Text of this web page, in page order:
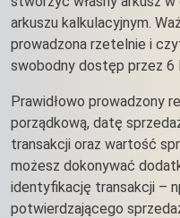
arkuszu kalkulacyjnym.
prowadzona rzetelnie i
swobodny dostęp przez 6
Prawidłowo prowadzony
porządkową, datę
transakcji oraz wartość
możesz dokonywać
identyfikację transakcji –
potwierdzającego